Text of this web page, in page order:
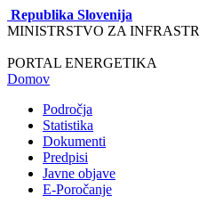
Republika Slovenija
MINISTRSTVO ZA
PORTAL ENERGETIKA
Domov
Področja
Statistika
Dokumenti
Predpisi
Javne objave
E-Poročanje